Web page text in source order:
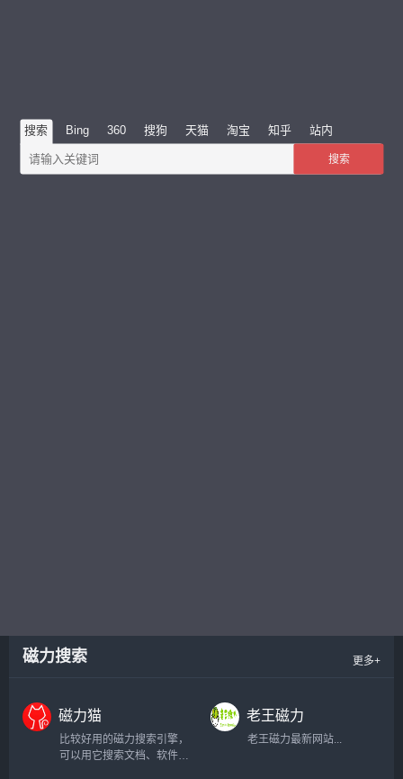
搜索 Bing 360 搜狗 天猫 淘宝 知乎 站内
搜索
磁力搜索 更多+
磁力猫
比较好用的磁力搜索引擎，
可以用它搜索文档、软件、
老王磁力
老王磁力最新网站...